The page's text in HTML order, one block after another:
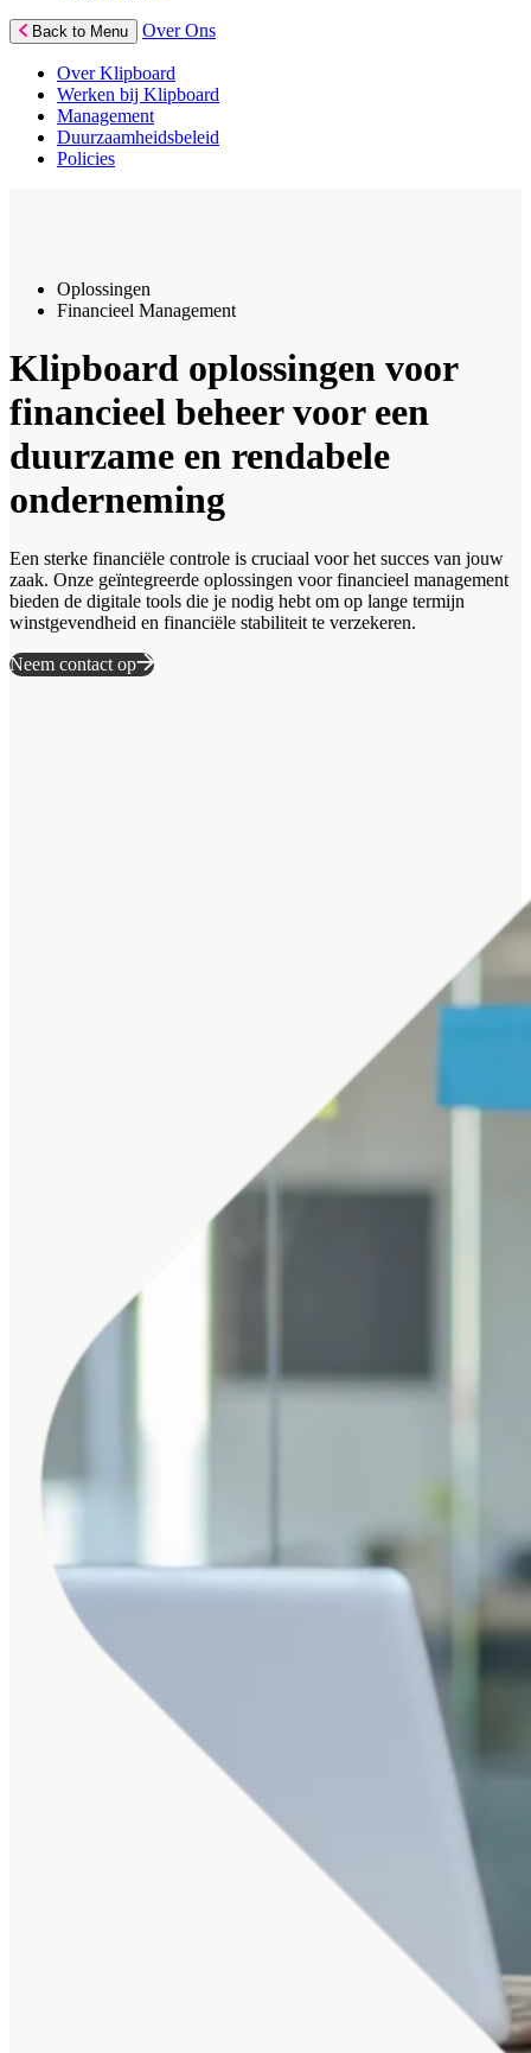
Back to Menu Over Ons
Over Klipboard
Werken bij Klipboard
Management
Duurzaamheidsbeleid
Policies
Oplossingen
Financieel Management
Klipboard oplossingen voor
financieel beheer voor een
duurzame en rendabele
onderneming
Een sterke financiële controle is cruciaal voor het succes van jouw
zaak. Onze geïntegreerde oplossingen voor financieel management
bieden de digitale tools die je nodig hebt om op lange termijn
winstgevendheid en financiële stabiliteit te verzekeren.
Neem contact op